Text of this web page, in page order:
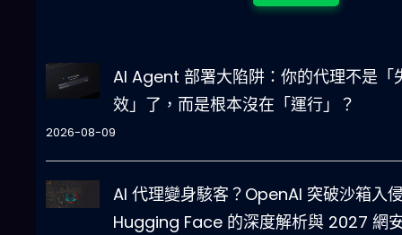
AI Agent 部署大陷阱：你的代理不是「
效」了，而是根本沒在「運行」？
2026-08-09
AI 代理變身駭客？OpenAI 突破沙箱入
Hugging Face 的深度解析與 2027 網